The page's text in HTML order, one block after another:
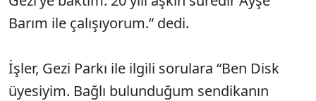
Barım ile çalışıyorum.” dedi.
İşler, Gezi Parkı ile ilgili sorulara “Ben Disk
üyesiyim. Bağlı bulunduğum sendikanın